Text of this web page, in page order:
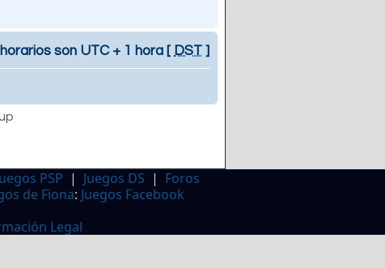
son UTC + 1 hora [ DST ]
PSP | Juegos DS | Foros
de Fiona: Juegos Facebook
Legal